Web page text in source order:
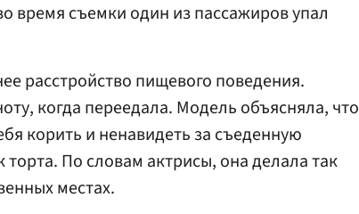
время съемки один из пассажиров упал
расстройство пищевого поведения.
когда переедала. Модель объясняла, что
корить и ненавидеть за съеденную
торта. По словам актрисы, она делала так
местах.